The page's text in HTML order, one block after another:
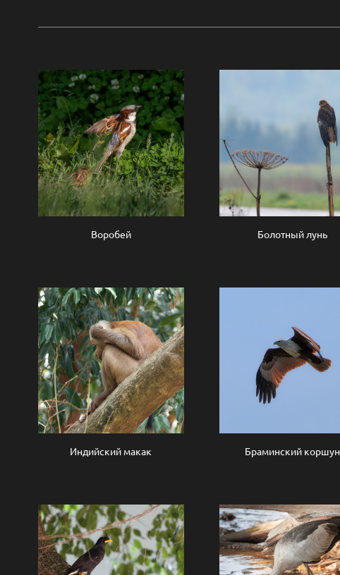
Воробей Болотный лунь
Индийский макак Браминский коршун